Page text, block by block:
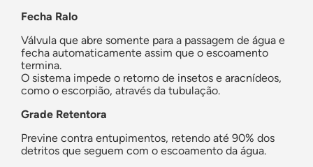
Fecha Ralo
Válvula que abre somente para a passagem de água e
fecha automaticamente assim que o escoamento
termina.
O sistema impede o retorno de insetos e aracnídeos,
como o escorpião, através da tubulação.
Grade Retentora
Previne contra entupimentos, retendo até 90% dos
detritos que seguem com o escoamento da água.